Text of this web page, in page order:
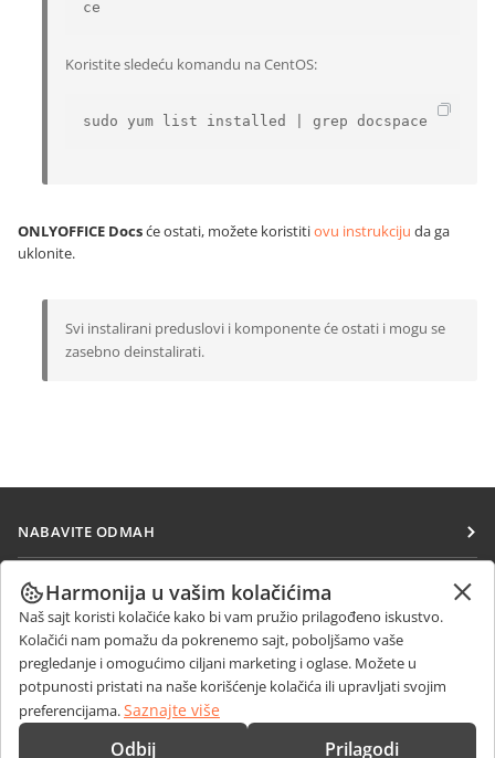
ce
Koristite sledeću komandu na CentOS:
sudo yum list installed | grep docspace
ONLYOFFICE Docsće ostati, možete koristitiovu instrukciju da ga
uklonite.
Svi instalirani preduslovi i komponente će ostati i mogu se
zasebno deinstalirati.
NABAVITE ODMAH
Docs
DocSpace
Workspace
Konektori
Desktop aplikacije
SARAĐUJTE
Za doprinosioce
Za prevodioce
Za influensere
Slobodna radna mesta
PRIMAJTE VESTI
Blog
DOBIJTE POMOĆ
Forum
KONTAKTIRAJTE NAS
Harmonija u vašim kolačićima
Naš sajt koristi kolačiće kako bi vam pružio prilagođeno iskustvo.
Kolačići nam pomažu da pokrenemo sajt, poboljšamo vaše
pregledanje i omogućimo ciljani marketing i oglase. Možete u
potpunosti pristati na naše korišćenje kolačića ili upravljati svojim
preferencijama.Saznajte više
Odbij Prilagodi